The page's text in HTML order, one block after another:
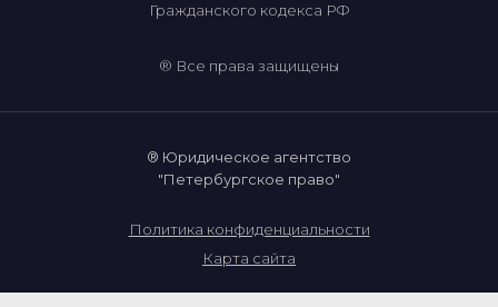
® Юридическое агентство
"Петербургское право"
Карта сайта
Политика конфиденциальности
Гражданского кодекса РФ
® Все права защищены